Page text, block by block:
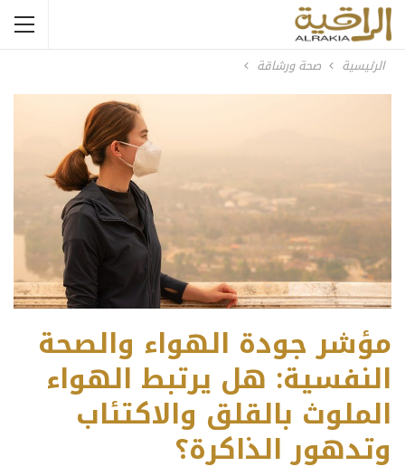
الرئيسية صحة ورشاقة
مؤشر جودة الهواء والصحة
النفسية: هل يرتبط الهواء
الملوث بالقلق والاكتئاب
وتدهور الذاكرة؟